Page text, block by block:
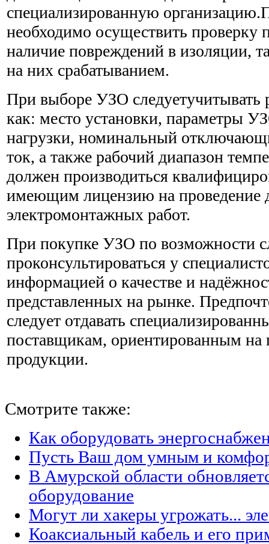
специализированную
необходимо осуществить проверку
наличие повреждений в изоляции,
на них срабатыванием.
При выборе УЗО следуетучитывать
как: место установки, параметры
нагрузки, номинальный
ток, а также рабочий диапазон
должен производиться
имеющим лицензию на проведение
электромонтажных работ.
При покупке УЗО по возможности
проконсультироваться у
информацией о качестве и
представленных на рынке.
следует отдавать
поставщикам, ориентированным на
продукции.
Смотрите также:
Как оборудовать
Пусть Ваш дом умным и
В Амурской области
оборудование
Могут ли хакеры угрожать...
Коаксиальный кабель и его